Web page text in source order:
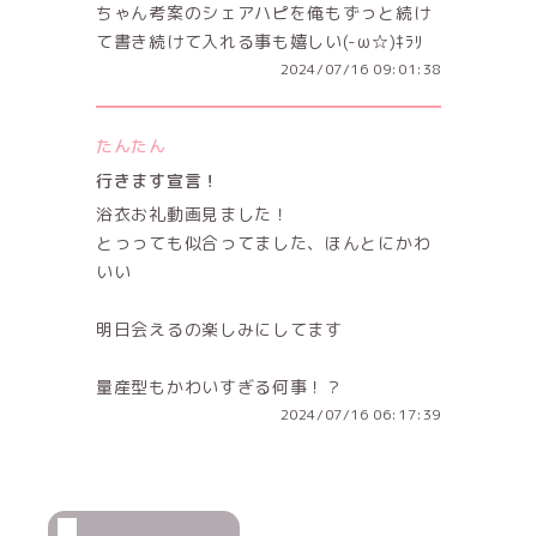
ちゃん考案のシェアハピを俺もずっと続け
て書き続けて入れる事も嬉しい(-ω☆)ｷﾗﾘ
2024/07/16 09:01:38
たんたん
行きます宣言！
浴衣お礼動画見ました！
とっっても似合ってました、ほんとにかわ
いい
明日会えるの楽しみにしてます
量産型もかわいすぎる何事！？
2024/07/16 06:17:39